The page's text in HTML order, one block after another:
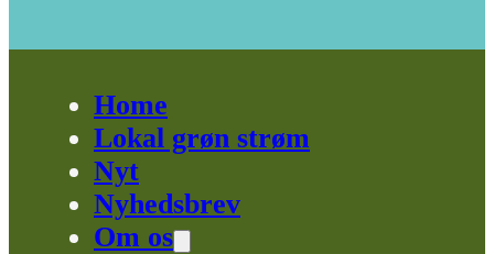
Home
Lokal grøn strøm
Nyt
Nyhedsbrev
Om os